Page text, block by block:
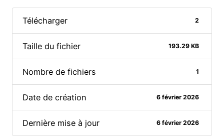
Télécharger 2
Taille du fichier 193.29 KB
Nombre de fichiers 1
Date de création 6 février 2026
Dernière mise à jour 6 février 2026